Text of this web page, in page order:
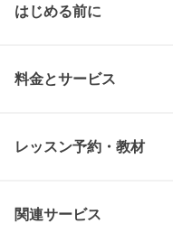
はじめる前に
料金とサービス
レッスン予約・教材
関連サービス